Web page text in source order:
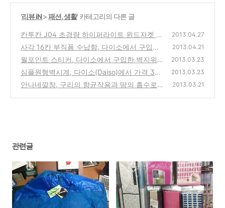
'리뷰 iN>패션, 생활' 카테고리의 다른 글
칸투칸 J04 초경량 하이퍼라이트 윈드자켓 구
입 사용기-여행, 등산, 자전거용 방풍, 방수용
추천 제품
2013.04.27
사각 16칸 부직폼 수납함, 다이소에서 구입한
사무용품, 생활용품 정리함 구입 사용기
(0)
2013.04.21
월포인트 스티커, 다이소에서 구입한 벽지위에
붙이는 포인트벽지같은 스티커제품 구입 사용
기
(0)
2013.03.23
심플원형벽시계, 다이소(Daiso)에서 가격 3천
원에 저렴하게 구입한 제품 사용기
(0)
2013.03.23
안나네깔창, 구리의 향균작용과 땀의 흡수로
2013.03.21
관련글